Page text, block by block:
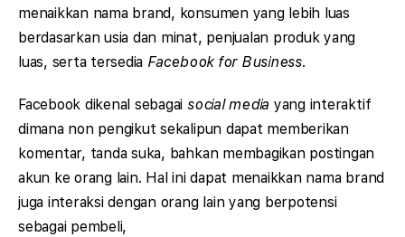
menaikkan nama brand, konsumen yang lebih luas
berdasarkan usia dan minat, penjualan produk yang
luas, serta tersedia Facebook for Business.
Facebook dikenal sebagai social media yang interaktif
dimana non pengikut sekalipun dapat memberikan
komentar, tanda suka, bahkan membagikan postingan
akun ke orang lain. Hal ini dapat menaikkan nama brand
juga interaksi dengan orang lain yang berpotensi
sebagai pembeli,